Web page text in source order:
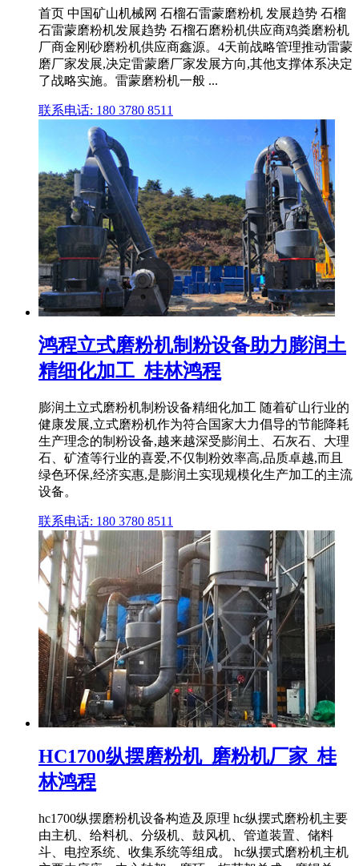
首页 中国矿山机械网 石榴石雷蒙磨粉机 发展趋势 石榴
石雷蒙磨粉机发展趋势 石榴石磨粉机供应商鸡粪磨粉机
厂商金刚砂磨粉机供应商鑫源。4天前战略管理推动雷蒙
磨厂家发展,决定雷蒙磨厂家发展方向,其他支撑体系决定
了战略实施。雷蒙磨粉机一般 ...
联系电话: 180 3780 8511
鸿程立式磨粉机制粉设备助力膨润土
精细化加工_桂林鸿程
膨润土立式磨粉机制粉设备精细化加工 随着矿山行业的
健康发展,立式磨粉机作为符合国家大力倡导的节能降耗
生产理念的制粉设备,越来越深受膨润土、石灰石、大理
石、矿渣等行业的喜爱,不仅制粉效率高,品质卓越,而且
绿色环保,经济实惠,是膨润土实现规模化生产加工的主流
设备。
联系电话: 180 3780 8511
HC1700纵摆磨粉机_磨粉机厂家_桂
林鸿程
hc1700纵摆磨粉机设备构造及原理 hc纵摆式磨粉机主要
由主机、给料机、分级机、鼓风机、管道装置、储料
斗、电控系统、收集系统等组成。 hc纵摆式磨粉机主机